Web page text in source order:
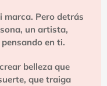
marca. Pero detrás
un artista,
en ti.
belleza que
que traiga